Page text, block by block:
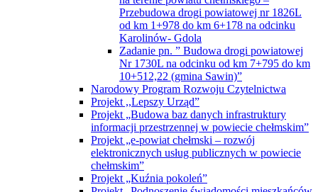
Przebudowa drogi powiatowej nr 1826L
od km 1+978 do km 6+178 na odcinku
Karolinów- Gdola
Zadanie pn. ” Budowa drogi powiatowej
Nr 1730L na odcinku od km 7+795 do km
10+512,22 (gmina Sawin)”
Narodowy Program Rozwoju Czytelnictwa
Projekt ,,Lepszy Urząd”
Projekt „Budowa baz danych infrastruktury
informacji przestrzennej w powiecie chełmskim”
Projekt „e-powiat chełmski – rozwój
elektronicznych usług publicznych w powiecie
chełmskim”
Projekt „Kuźnia pokoleń”